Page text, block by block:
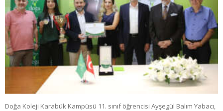
Doğa Koleji Karabük Kampüsü 11. sınıf öğrencisi Ayşegül Balım Yabacı,